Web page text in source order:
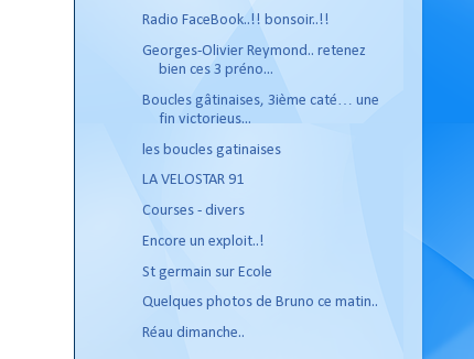
Radio FaceBook..!! bonsoir..!!
Georges-Olivier Reymond.. retenez
bien ces 3 préno...
Boucles gâtinaises, 3ième caté… une
fin victorieus...
les boucles gatinaises
LA VELOSTAR 91
Courses - divers
Encore un exploit..!
St germain sur Ecole
Quelques photos de Bruno ce matin..
Réau dimanche..